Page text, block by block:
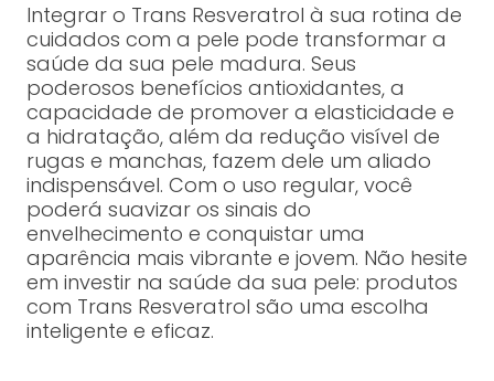
Integrar o Trans Resveratrol à sua rotina de
cuidados com a pele pode transformar a
saúde da sua pele madura. Seus
poderosos benefícios antioxidantes, a
capacidade de promover a elasticidade e
a hidratação, além da redução visível de
rugas e manchas, fazem dele um aliado
indispensável. Com o uso regular, você
poderá suavizar os sinais do
envelhecimento e conquistar uma
aparência mais vibrante e jovem. Não hesite
em investir na saúde da sua pele: produtos
com Trans Resveratrol são uma escolha
inteligente e eficaz.